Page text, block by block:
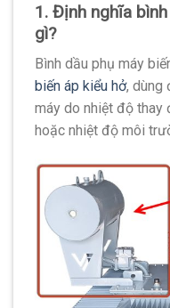
1. Định nghĩa
gì?
Bình dầu phụ máy
biến áp kiểu hở, dùng
máy do nhiệt độ thay
hoặc nhiệt độ môi